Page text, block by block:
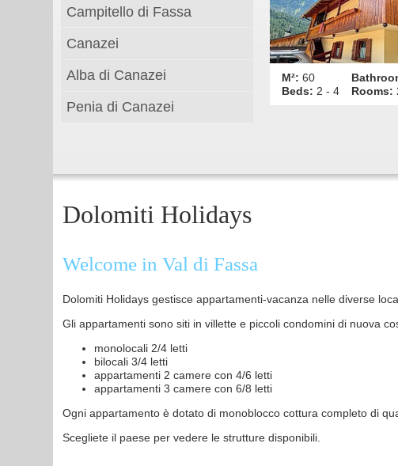
Campitello di Fassa
Canazei
Alba di Canazei
Penia di Canazei
M²: 60
Beds: 2 - 4
Rooms:
Dolomiti Holidays
Welcome in Val di Fassa
Dolomiti Holidays gestisce appartamenti-vacanza nelle diverse
Gli appartamenti sono siti in villette e piccoli condomini di nuova
monolocali 2/4 letti
bilocali 3/4 letti
appartamenti 2 camere con 4/6 letti
appartamenti 3 camere con 6/8 letti
Ogni appartamento è dotato di monoblocco cottura completo di
Scegliete il paese per vedere le strutture disponibili.